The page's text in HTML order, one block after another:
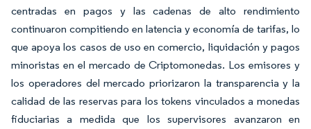
centradas en pagos y las cadenas de alto rendimiento
continuaron compitiendo en latencia y economía de tarifas, lo
que apoya los casos de uso en comercio, liquidación y pagos
minoristas en el mercado de Criptomonedas. Los emisores y
los operadores del mercado priorizaron la transparencia y la
calidad de las reservas para los tokens vinculados a monedas
fiduciarias a medida que los supervisores avanzaron en